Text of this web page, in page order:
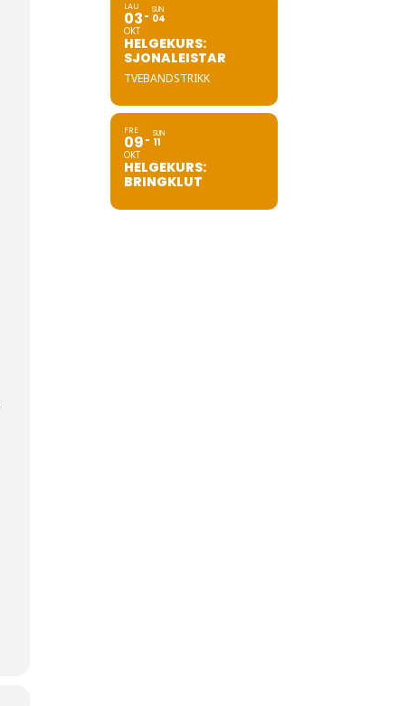
LAU
03
OKT
SUN
04
HELGEKURS:
SJONALEISTAR
TVEBANDSTRIKK
FRE
09
OKT
SUN
11
HELGEKURS:
BRINGKLUT